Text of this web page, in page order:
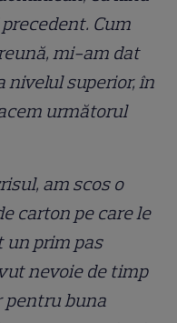
Cum
mi-am dat
nivelul superior, în
următorul
am scos o
carton pe care le
un prim pas
nevoie de timp
pentru buna